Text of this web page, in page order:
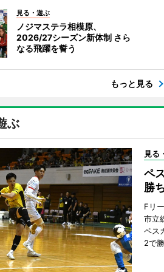
見る・遊ぶ
ノジマステラ相模原、
2026/27シーズン新体制 さら
なる飛躍を誓う
もっと見る
ぶ
見る
ペ
勝
Fリ
市立
ペス
2で